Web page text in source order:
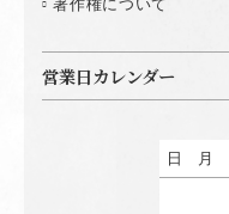
著作権について
営業日カレンダー
日 月